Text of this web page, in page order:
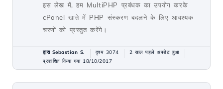
इस लेख में, हम MultiPHP प्रबंधक का उपयोग करके
cPanel खाते में PHP संस्करण बदलने के लिए आवश्यक
चरणों को प्रस्तुत करेंगे।
द्वारा Sebastian S. दृश्य 3074
2 साल पहले अपडेट हुआ
प्रकाशित किया गया 18/10/2017